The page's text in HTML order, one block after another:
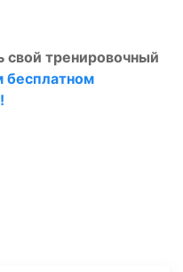
свой тренировочный
бесплатном